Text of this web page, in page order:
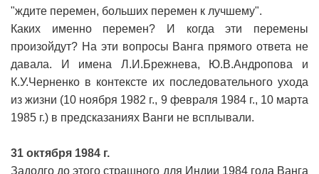
"ждите перемен, больших перемен к лучшему".
Каких именно перемен? И когда эти перемены
произойдут? На эти вопросы Ванга прямого ответа не
давала. И имена Л.И.Брежнева, Ю.В.Андропова и
К.У.Черненко в контексте их последовательного ухода
из жизни (10 ноября 1982 г., 9 февраля 1984 г., 10 марта
1985 г.) в предсказаниях Ванги не всплывали.
31 октября 1984 г.
Задолго до этого страшного для Индии 1984 года Ванга